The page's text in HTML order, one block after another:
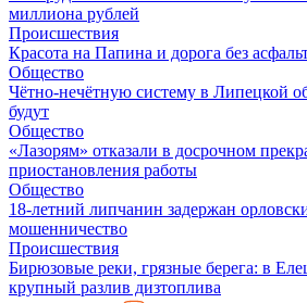
миллиона рублей
Происшествия
Красота на Папина и дорога без
Общество
Чётно-нечётную систему в Липецкой
будут
Общество
«Лазорям» отказали в досрочном
приостановления работы
Общество
18-летний липчанин задержан
мошенничество
Происшествия
Бирюзовые реки, грязные берега: в
крупный разлив дизтоплива